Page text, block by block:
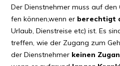
Der Dienst­neh­mer muss auf
fen können,wenn er berech­tigt
Urlaub, Dienst­rei­se etc) ist. Es
tref­fen, wie der Zugang zum
der Dienst­neh­mer kei­nen